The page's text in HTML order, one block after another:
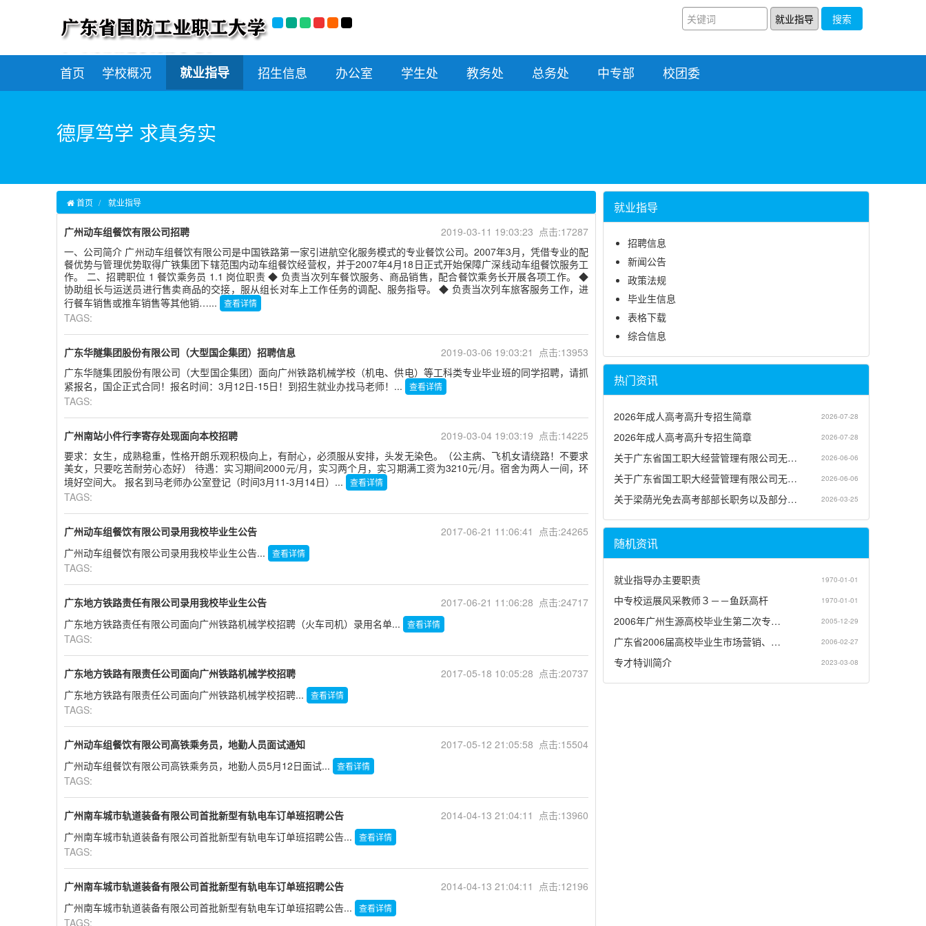
搜索
首页 学校概况 就业指导 招生信息 办公室 学生处 教务处 总务处 中专部 校团委
德厚笃学 求真务实
首页 就业指导
广州动车组餐饮有限公司招聘
2019-03-11 19:03:23 点击:17287
一、公司简介 广州动车组餐饮有限公司是中国铁路第一家引进航空化服务模式的专业餐饮公司。2007年3月，凭借专业的配
餐优势与管理优势取得广铁集团下辖范围内动车组餐饮经营权，并于2007年4月18日正式开始保障广深线动车组餐饮服务工
作。 二、招聘职位 1 餐饮乘务员 1.1 岗位职责 ◆ 负责当次列车餐饮服务、商品销售，配合餐饮乘务长开展各项工作。 ◆
协助组长与运送员进行售卖商品的交接，服从组长对车上工作任务的调配、服务指导。 ◆ 负责当次列车旅客服务工作，进
行餐车销售或推车销售等其他销…...
查看详情
TAGS:
广东华隧集团股份有限公司（大型国企集团）招聘信息
2019-03-06 19:03:21 点击:13953
广东华隧集团股份有限公司（大型国企集团）面向广州铁路机械学校（机电、供电）等工科类专业毕业班的同学招聘，请抓
紧报名，国企正式合同！报名时间：3月12日-15日！到招生就业办找马老师！...
查看详情
TAGS:
广州南站小件行李寄存处现面向本校招聘
2019-03-04 19:03:19 点击:14225
要求：女生，成熟稳重，性格开朗乐观积极向上，有耐心，必须服从安排，头发无染色。（公主病、飞机女请绕路！不要求
美女，只要吃苦耐劳心态好） 待遇：实习期间2000元/月，实习两个月，实习期满工资为3210元/月。宿舍为两人一间，环
境好空间大。 报名到马老师办公室登记（时间3月11-3月14日）...
查看详情
TAGS:
广州动车组餐饮有限公司录用我校毕业生公告
2017-06-21 11:06:41 点击:24265
广州动车组餐饮有限公司录用我校毕业生公告...
查看详情
TAGS:
广东地方铁路责任有限公司录用我校毕业生公告
2017-06-21 11:06:28 点击:24717
广东地方铁路责任有限公司面向广州铁路机械学校招聘（火车司机）录用名单...
查看详情
TAGS:
广东地方铁路有限责任公司面向广州铁路机械学校招聘
2017-05-18 10:05:28 点击:20737
广东地方铁路有限责任公司面向广州铁路机械学校招聘...
查看详情
TAGS:
广州动车组餐饮有限公司高铁乘务员，地勤人员面试通知
2017-05-12 21:05:58 点击:15504
广州动车组餐饮有限公司高铁乘务员，地勤人员5月12日面试...
查看详情
TAGS:
广州南车城市轨道装备有限公司首批新型有轨电车订单班招聘公告
2014-04-13 21:04:11 点击:13960
广州南车城市轨道装备有限公司首批新型有轨电车订单班招聘公告...
查看详情
TAGS:
广州南车城市轨道装备有限公司首批新型有轨电车订单班招聘公告
2014-04-13 21:04:11 点击:12196
广州南车城市轨道装备有限公司首批新型有轨电车订单班招聘公告...
查看详情
TAGS:
就业指导
招聘信息
新闻公告
政策法规
毕业生信息
表格下载
综合信息
热门资讯
2026年成人高考高升专招生简章 2026-07-28
2026年成人高考高升专招生简章 2026-07-28
关于广东省国工职大经营管理有限公司无… 2026-06-06
关于广东省国工职大经营管理有限公司无… 2026-06-06
关于梁荫光免去高考部部长职务以及部分… 2026-03-25
随机资讯
就业指导办主要职责 1970-01-01
中专校运展风采教师３－－鱼跃高杆 1970-01-01
2006年广州生源高校毕业生第二次专… 2005-12-29
广东省2006届高校毕业生市场营销、… 2006-02-27
专才特训简介 2023-03-08